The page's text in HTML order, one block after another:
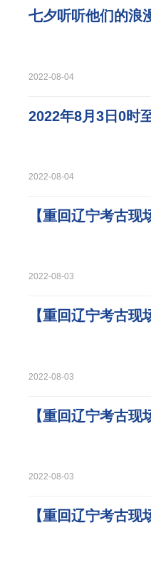
七夕听听他们的浪
2022-08-04
2022年8月3日0时
2022-08-04
【重回辽宁考古
2022-08-03
【重回辽宁考古
2022-08-03
【重回辽宁考古
2022-08-03
【重回辽宁考古